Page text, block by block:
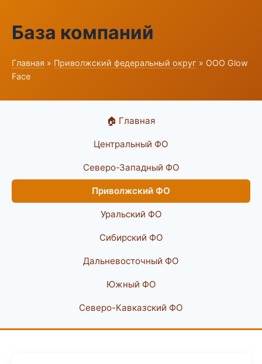
База компаний
Главная » Приволжский федеральный округ » ООО Glow
Face
🏠 Главная
Центральный ФО
Северо-Западный ФО
Приволжский ФО
Уральский ФО
Сибирский ФО
Дальневосточный ФО
Южный ФО
Северо-Кавказский ФО